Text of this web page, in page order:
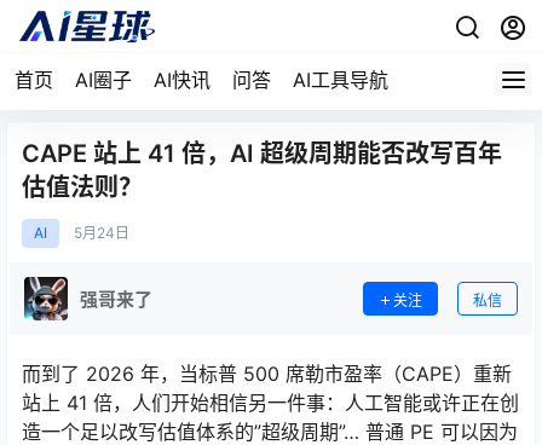
首页 AI圈子 AI快讯 问答 AI工具导航
CAPE 站上 41 倍，AI 超级周期能否改写百年
估值法则？
AI 5月 24日
强哥来了 关注 私信
而到了 2026 年，当标普 500 席勒市盈率（CAPE）重新
站上 41 倍，人们开始相信另一件事：人工智能或许正在创
造一个足以改写估值体系的”超级周期”… 普通 PE 可以因为